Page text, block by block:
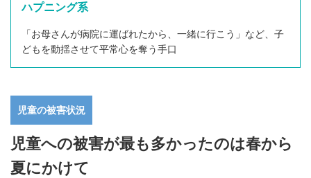
ハプニング系
「お母さんが病院に運ばれたから、一緒に行こう」など、子
どもを動揺させて平常心を奪う手口
児童の被害状況
児童への被害が最も多かったのは春から
夏にかけて